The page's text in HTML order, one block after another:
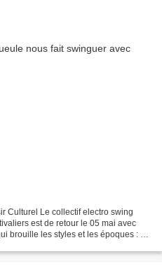
Culturel Le collectif electro swing
est de retour le 05 mai avec
brouille les styles et les époques : du